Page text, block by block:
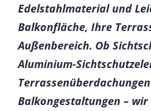
Edelstahlmaterial und
Balkonfläche, Ihre
Außenbereich. Ob
Aluminium-
Balkongestaltungen –